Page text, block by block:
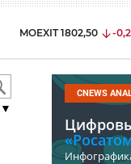
MOEXIT 1802,50 -
CNEWS